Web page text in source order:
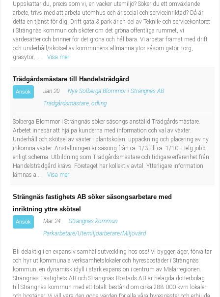
Uppskattar du, precis som vi, en vacker utemiljö? Söker du ett omväxlande
arbete, trivs med att arbeta utomhus och är social och serviceinriktad? Då är
detta en tjänst för dig! Drift gata & park är en del av Teknik- och servicekontoret
i Strängnäs kommun och sköter om det gröna offentliga rummet, vi
värdesätter och brinner för det gröna och hållbara. Vi arbetar främst med drift
och underhåll/skötsel av kommunens allmänna ytor såsom gator, torg,
gräsytor, ...
Visa mer
Trädgårdsmästare till Handelsträdgård
Ansök Jan 20
Nya Solberga Blommor i Strängnäs AB
Trädgårdsmästare, odling
Solberga Blommor i Strängnäs söker säsongs anställd Trädgårdsmästare.
Arbetet innebär att hjälpa kunderna med information och val av växter.
Underhåll och skötsel av växter i plantskolan, uppackning och placering av ny
inkomna växter. Anställningen är säsong från ca. 1/3 till ca. 1/10. Helg jobb
enligt schema. Utbildning som Trädgårdsmästare och tidigare erfarenhet från
Handelsträdgård krävs. Företaget har kollektiv avtal. Ytterligare information
lämnas a...
Visa mer
Strängnäs fastighets AB söker säsongsarbetare med
inriktning yttre skötsel
Ansök Mar 24
Strängnäs kommun
Parkarbetare/Utemiljöarbetare/Miljövärd
Bli delaktig i en expansiv samhällsutveckling hos oss! Vi bygger, äger, förvaltar
och hyr ut kommunala verksamhetslokaler och hyresbostäder i Strängnäs
kommun, en dynamisk idyll i stark expansion i centrum av Mälarregionen.
Strängnäs Fastighets AB och Strängnäs Bostads AB är helägda dotterbolag
till Strängnäs kommun med ett totalt bestånd om cirka 288 000 kvm lokaler